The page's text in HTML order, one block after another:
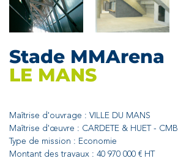
Stade MMArena
LE MANS
Maîtrise d'ouvrage : VILLE DU MANS
Maîtrise d'œuvre : CARDETE & HUET - CMB
Type de mission : Economie
Montant des travaux : 40 970 000 € HT